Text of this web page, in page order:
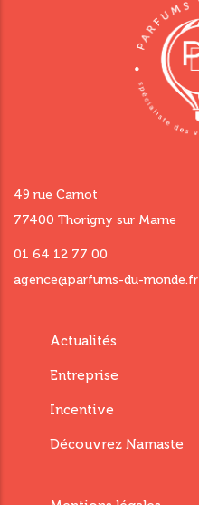
49 rue Carnot
77400 Thorigny sur Marne
01 64 12 77 00
agence@parfums-du-monde.fr
Menu
third
Actualités
Entreprise
Incentive
Découvrez Namaste